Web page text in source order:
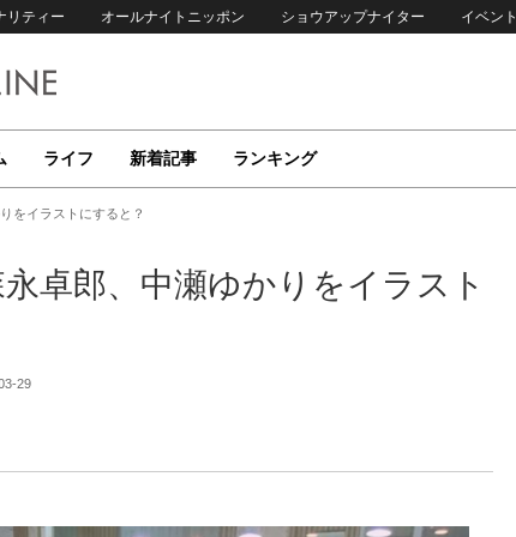
リティー オールナイトニッポン ショウアップナイター イベント
ライフ 新着記事 ランキング
をイラストにすると？
卓郎、中瀬ゆかりをイラスト
29